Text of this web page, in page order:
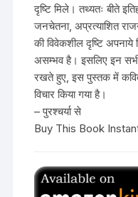
दृष्टि मिले। तथ्यतः बीते
जनचेतना, अप्रत्याशित
की विवेकशील दृष्टि अपनाये
असम्भव है। इसलिए इन
रखते हुए, इस पुस्तक में
विचार किया गया है।
– पुरश्चर्या से
Buy This Book